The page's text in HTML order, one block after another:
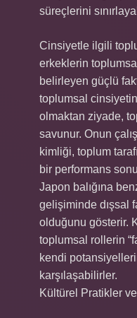
süreçlerini
Cinsiyetle ilgili
erkeklerin
belirleyen güçlü
toplumsal
olmaktan ziyade,
savunur. Onun
kimliği, toplum
bir performans
Japon balığına
gelişiminde dışsal
olduğunu gösterir.
toplumsal rollerin
kendi
karşılaşabilirler.
Kültürel Pratikler